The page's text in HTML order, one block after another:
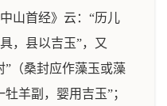
山首经》云：“历儿
，县以吉玉”，又
”（桑封应作藻玉或藻
羊副，婴用吉玉”；